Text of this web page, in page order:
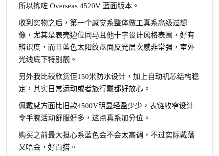
所以拣咗 Overseas 4520V 蓝面版本。
收到实物之后，第一个感觉系整体做工真系高级过想
像，尤其是表壳边位同马耳他十字设计风格表圈，好有
辨识度，而且蓝色太阳纹盘面反光层次感非常强，室外
光线底下特别靓。
另外我比较欣赏佢150米防水设计，加上自动机芯结构稳
定，其实日常运动或者旅行戴都好放心。
佩戴感方面比旧款4500V明显轻盈少少，表链收窄设计
令手腕活动舒服好多，这点真系加分位。
购买之前最大担心系蓝色会不会太高调，不过实际戴落
又唔会，好百搭。